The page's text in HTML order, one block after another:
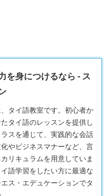
を身につけるなら - ス
タイ語教室です。初心者か
タイ語のレッスンを提供し
スを通じて、実践的な会話
やビジネスマナーなど、言
リキュラムを用意していま
語学習をしたい方に最適な
ス・エデュケーションでタ